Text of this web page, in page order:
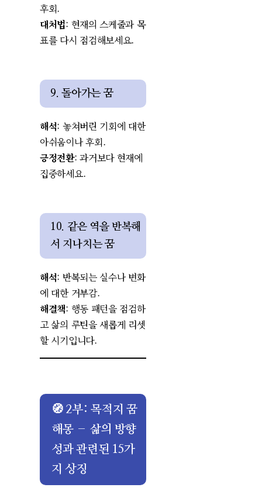
후회.
대처법: 현재의 스케줄과 목
표를 다시 점검해보세요.
9. 돌아가는 꿈
해석: 놓쳐버린 기회에 대한
아쉬움이나 후회.
긍정전환: 과거보다 현재에
집중하세요.
10. 같은 역을 반복해
서 지나치는 꿈
해석: 반복되는 실수나 변화
에 대한 거부감.
해결책: 행동 패턴을 점검하
고 삶의 루틴을 새롭게 리셋
할 시기입니다.
🧭 2부: 목적지 꿈
해몽 – 삶의 방향
성과 관련된 15가
지 상징